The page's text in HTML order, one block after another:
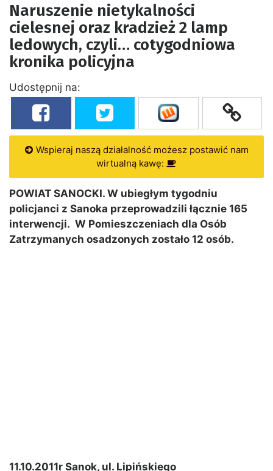
Naruszenie nietykalności
cielesnej oraz kradzież 2 lamp
ledowych, czyli… cotygodniowa
kronika policyjna
Udostępnij na:
Wspieraj naszą działalność możesz postawić nam
wirtualną kawę:
POWIAT SANOCKI. W ubiegłym tygodniu
policjanci z Sanoka przeprowadzili łącznie 165
interwencji. W Pomieszczeniach dla Osób
Zatrzymanych osadzonych zostało 12 osób.
11.10.2011r Sanok, ul. Lipińskiego